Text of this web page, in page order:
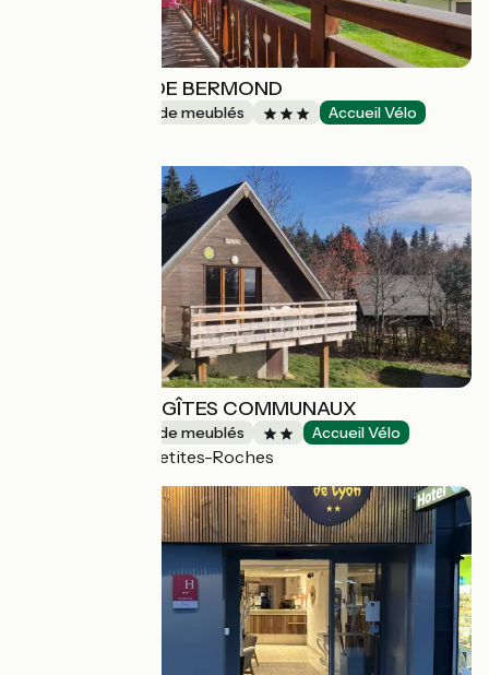
LES VERGERS DE BERMOND
Gîtes et locations de meublés Accueil Vélo
Chalet Cervin - GÎTES COMMUNAUX
Gîtes et locations de meublés Accueil Vélo
Plateau-des-Petites-Roches